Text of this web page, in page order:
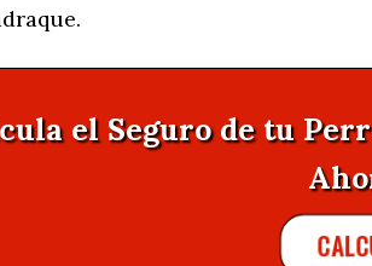
el Seguro de tu